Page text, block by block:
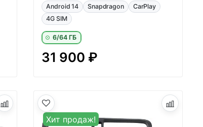
Android 14 Snapdragon
CarPlay
4G SIM
6/64 ГБ
31 900 ₽
Хит продаж!